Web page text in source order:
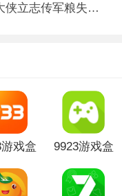
大侠立志传军粮失窃任务攻略 大侠立志传军粮失窃任务如何做
戏盒
9923游戏盒